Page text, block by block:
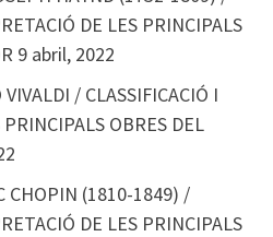
DE LES PRINCIPALS
9 abril, 2022
/ CLASSIFICACIÓ I
OBRES DEL
CHOPIN (1810-1849) /
DE LES PRINCIPALS